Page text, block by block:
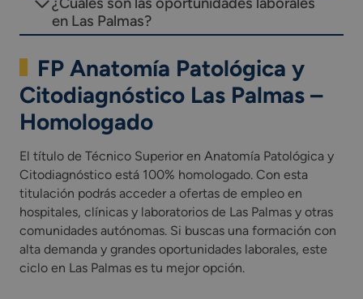
en Las Palmas?
FP Anatomía Patológica y
Citodiagnóstico Las Palmas –
Homologado
El título de Técnico Superior en Anatomía Patológica y
Citodiagnóstico está 100% homologado. Con esta
titulación podrás acceder a ofertas de empleo en
hospitales, clínicas y laboratorios de Las Palmas y otras
comunidades autónomas. Si buscas una formación con
alta demanda y grandes oportunidades laborales, este
ciclo en Las Palmas es tu mejor opción.